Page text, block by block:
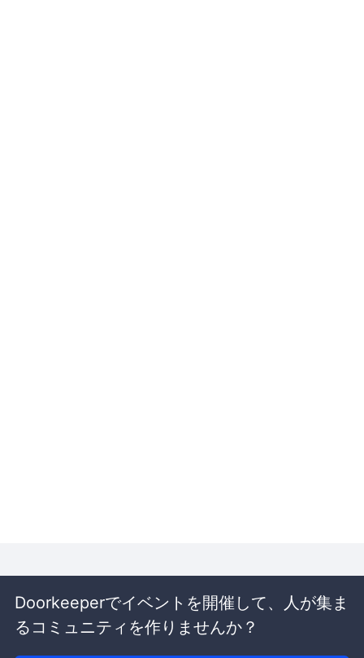
Doorkeeperでイベントを開催して、人が集ま
るコミュニティを作りませんか？